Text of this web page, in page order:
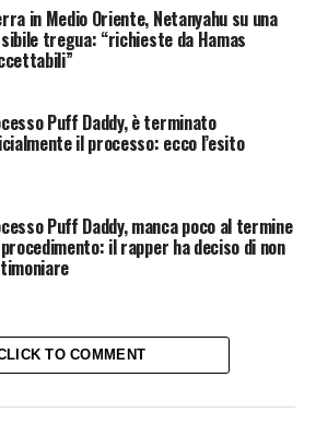
in Medio Oriente, Netanyahu su una
tregua: “richieste da Hamas
Puff Daddy, è terminato
il processo: ecco l’esito
Puff Daddy, manca poco al termine
il rapper ha deciso di non
TO COMMENT